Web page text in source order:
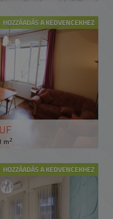
HOZZÁADÁS A KEDVENCEKHEZ
m2
HOZZÁADÁS A KEDVENCEKHEZ